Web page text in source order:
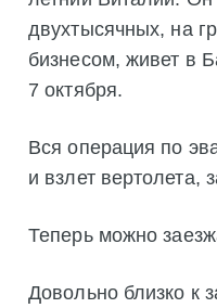
двухтысячных, на
бизнесом, живет в
7 октября.
Вся операция по
и взлет вертолета,
Теперь можно
Довольно близко к